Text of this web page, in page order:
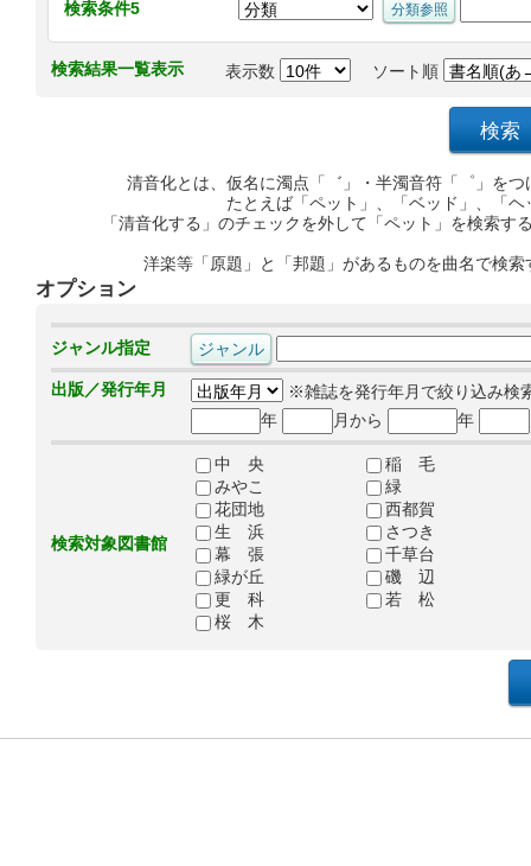
検索条件5
検索結果一覧表示 表示数 ソート順
清音化とは、仮名に濁点「゛」・半濁音符「゜」を
たとえば「ペット」、「ベッド」、「
「清音化する」のチェックを外して「ペット」を検索
洋楽等「原題」と「邦題」があるものを曲名で検
オプション
ジャンル指定
出版／発行年月
※雑誌を発行年月で絞り込み検
年
月から 年
検索対象図書館
中 央
稲 毛
みやこ
緑
花団地
西都賀
生 浜
さつき
幕 張
千草台
緑が丘
磯 辺
更 科
若 松
桜 木